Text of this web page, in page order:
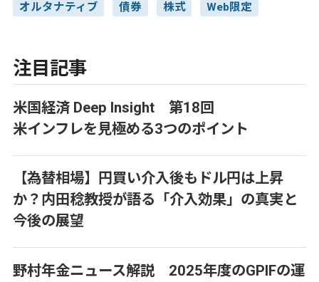
オルタナティブ 債券 株式 Web限定
注目記事
米国経済 Deep Insight 第18回
米インフレを見極める3つのポイント
【為替相場】円買い介入後もドル円は上昇
か？内田稔教授が語る「介入効果」の真実と
今後の展望
野村年金ニュース解説 2025年度のGPIFの運